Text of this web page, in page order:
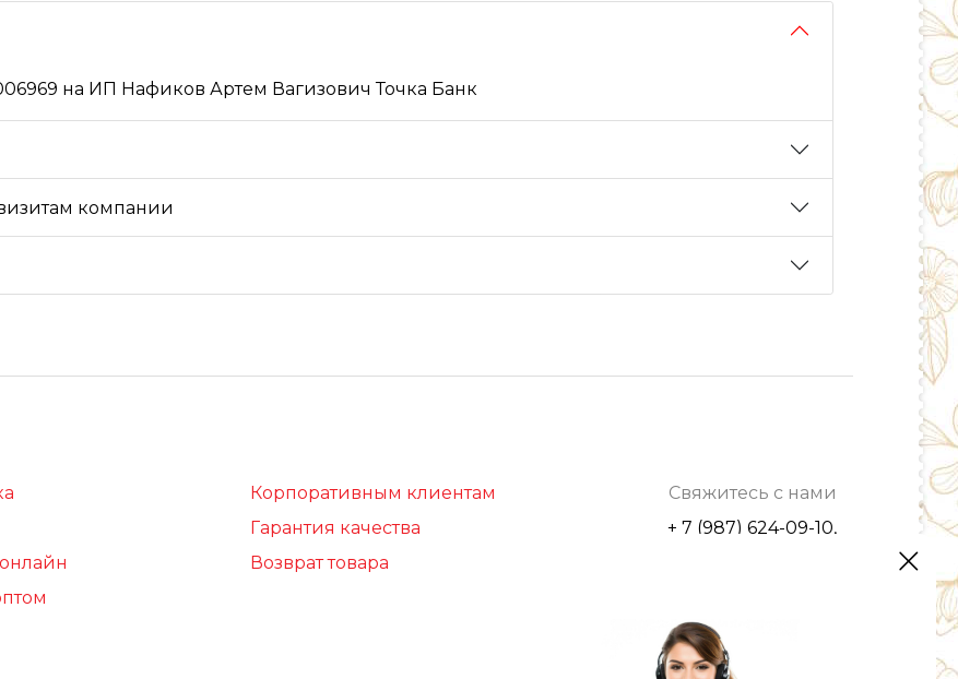
на ИП Нафиков Артем Вагизович Точка Банк
компании
Корпоративным клиентам
Гарантия качества
Возврат товара
Свяжитесь с нами
+ 7 (987) 624-09-10,